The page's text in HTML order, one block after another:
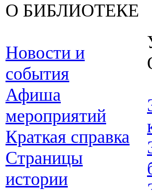
О БИБЛИОТЕКЕ
Новости и
события
Афиша
мероприятий
Краткая справка
Страницы
истории